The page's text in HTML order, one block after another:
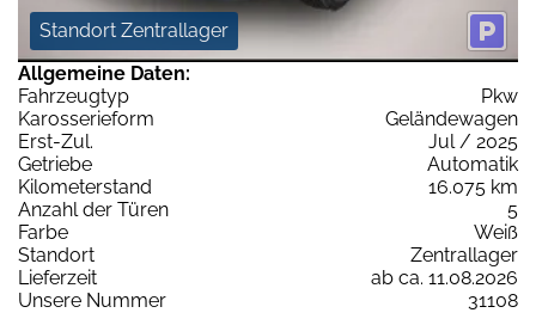
Standort Zentrallager
Allgemeine Daten:
Fahrzeugtyp
Pkw
Karosserieform
Geländewagen
Erst-Zul.
Jul / 2025
Getriebe
Automatik
Kilometerstand
16.075 km
Anzahl der Türen
5
Farbe
Weiß
Standort
Zentrallager
Lieferzeit
ab ca. 11.08.2026
Unsere Nummer
31108